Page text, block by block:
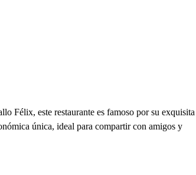
Félix, este restaurante es famoso por su exquisita
única, ideal para compartir con amigos y